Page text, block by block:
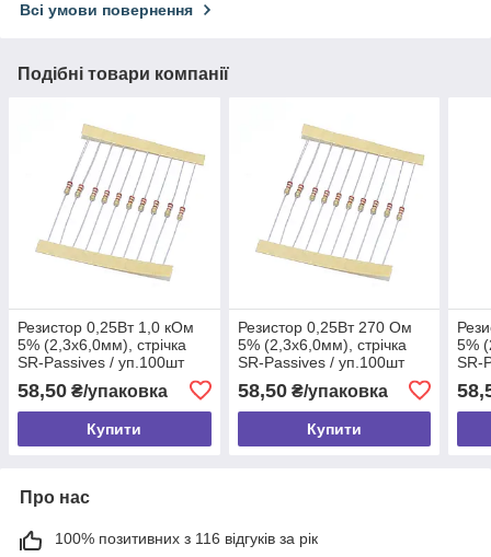
Всі умови повернення
Подібні товари компанії
Резистор 0,25Вт 1,0 кОм
5% (2,3х6,0мм), стрічка
SR-Passives / уп.100шт
58,50 ₴/упаковка
Купити
Резистор 0,25Вт 270 Ом
5% (2,3х6,0мм), стрічка
SR-Passives / уп.100шт
58,50₴/упаковка
Купити
5%
SR-
Про нас
100% позитивних з 116 відгуків за рік